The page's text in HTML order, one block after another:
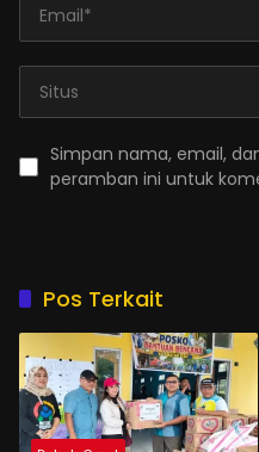
Simpan nama, email,
peramban ini untuk
Pos Terkait